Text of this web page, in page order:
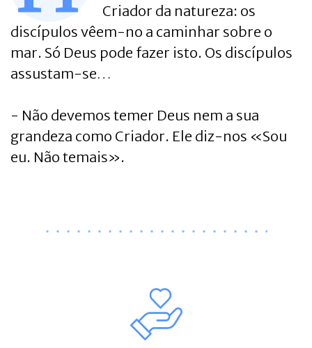
Criador da natureza: os
discípulos vêem-no a caminhar sobre o
mar. Só Deus pode fazer isto. Os discípulos
assustam-se…
- Não devemos temer Deus nem a sua
grandeza como Criador. Ele diz-nos «Sou
eu. Não temais».